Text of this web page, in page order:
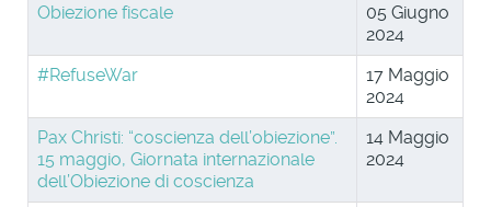
Obiezione fiscale
05 Giugno
2024
#RefuseWar
17 Maggio
2024
Pax Christi: “coscienza dell’obiezione”.
15 maggio, Giornata internazionale
dell’Obiezione di coscienza
14 Maggio
2024